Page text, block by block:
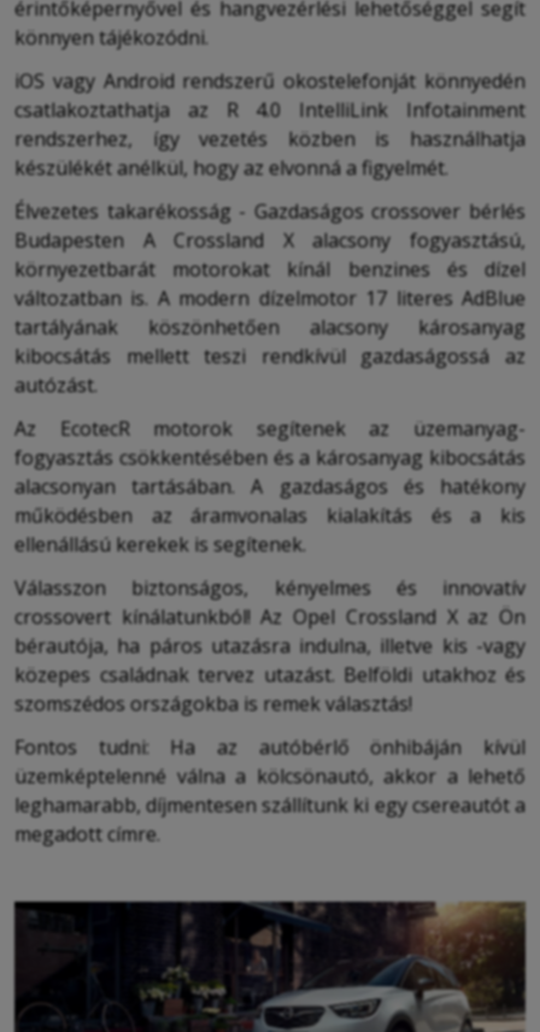
érintőképernyővel és hangvezérlési lehetőséggel segít
könnyen tájékozódni.
iOS vagy Android rendszerű okostelefonját könnyedén
csatlakoztathatja az R 4.0 IntelliLink Infotainment
rendszerhez, így vezetés közben is használhatja
készülékét anélkül, hogy az elvonná a figyelmét.
Élvezetes takarékosság - Gazdaságos crossover bérlés
Budapesten A Crossland X alacsony fogyasztású,
környezetbarát motorokat kínál benzines és dízel
változatban is. A modern dízelmotor 17 literes AdBlue
tartályának köszönhetően alacsony károsanyag
kibocsátás mellett teszi rendkívül gazdaságossá az
autózást.
Az EcotecR motorok segítenek az üzemanyag-
fogyasztás csökkentésében és a károsanyag kibocsátás
alacsonyan tartásában. A gazdaságos és hatékony
működésben az áramvonalas kialakítás és a kis
ellenállású kerekek is segítenek.
Válasszon biztonságos, kényelmes és innovatív
crossovert kínálatunkból! Az Opel Crossland X az Ön
bérautója, ha páros utazásra indulna, illetve kis -vagy
közepes családnak tervez utazást. Belföldi utakhoz és
szomszédos országokba is remek választás!
Fontos tudni: Ha az autóbérlő önhibáján kívül
üzemképtelenné válna a kölcsönautó, akkor a lehető
leghamarabb, díjmentesen szállítunk ki egy csereautót a
megadott címre.